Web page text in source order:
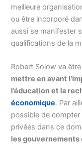
meilleure
ou être incorporé
aussi se manifester
qualifications de la
Robert Solow va être
mettre en avant
l’éducation et la
économique. Par
possible de
privées dans ce
les gouvernements